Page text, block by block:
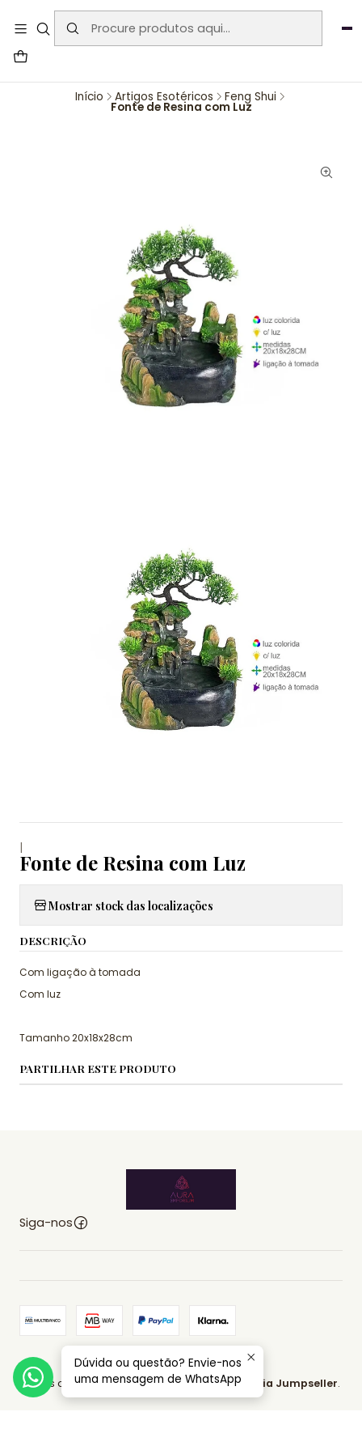
User-agent: * Allow: / Sitemap:
https://www.auraemporium.pt/sitemap.xml
Início Artigos Esotéricos Feng Shui
Fonte de Resina com Luz
|
Fonte de Resina com Luz
Mostrar stock das localizações
DESCRIÇÃO
Com ligação à tomada
Com luz
Tamanho 20x18x28cm
PARTILHAR ESTE PRODUTO
Siga-nos
2026 AURA EMPORIUM.
Todos os Direitos Reservados. Com tecnologia Jumpseller.
Dúvida ou questão? Envie-nos
uma mensagem de WhatsApp